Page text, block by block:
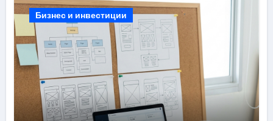
Бизнес и инвестиции